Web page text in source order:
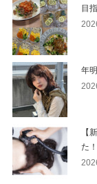
目
年
【
た！